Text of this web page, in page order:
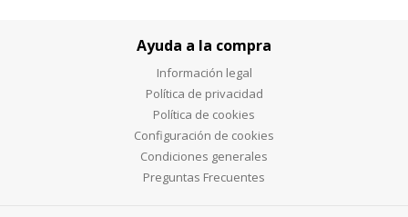
Ayuda a la compra
Información legal
Política de privacidad
Política de cookies
Configuración de cookies
Condiciones generales
Preguntas Frecuentes